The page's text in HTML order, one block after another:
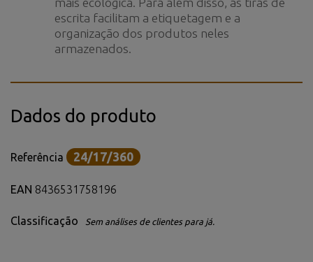
escrita facilitam a etiquetagem e a
organização dos produtos neles
armazenados.
Dados do produto
Referência 24/17/360
EAN 8436531758196
Classificação Sem análises de clientes para já.